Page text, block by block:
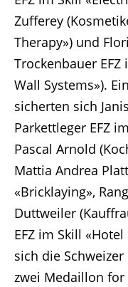
Zufferey
Therapy») und
Trockenbauer
Wall Systems»).
sicherten sich
Parkettleger EFZ
Pascal Arnold
Mattia Andrea
«Bricklaying»,
Duttweiler
EFZ im Skill
sich die
zwei Medaillon for